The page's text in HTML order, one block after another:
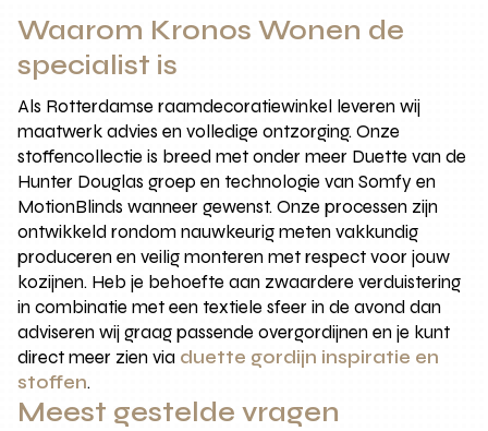
Waarom Kronos Wonen de
specialist is
Als Rotterdamse raamdecoratiewinkel leveren wij
maatwerk advies en volledige ontzorging. Onze
stoffencollectie is breed met onder meer Duette van de
Hunter Douglas groep en technologie van Somfy en
MotionBlinds wanneer gewenst. Onze processen zijn
ontwikkeld rondom nauwkeurig meten vakkundig
produceren en veilig monteren met respect voor jouw
kozijnen. Heb je behoefte aan zwaardere verduistering
in combinatie met een textiele sfeer in de avond dan
adviseren wij graag passende overgordijnen en je kunt
direct meer zien via duette gordijn inspiratie en
stoffen.
Meest gestelde vragen